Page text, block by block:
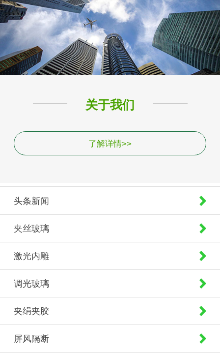
关于我们
了解详情>>
头条新闻
夹丝玻璃
激光内雕
调光玻璃
夹绢夹胶
屏风隔断